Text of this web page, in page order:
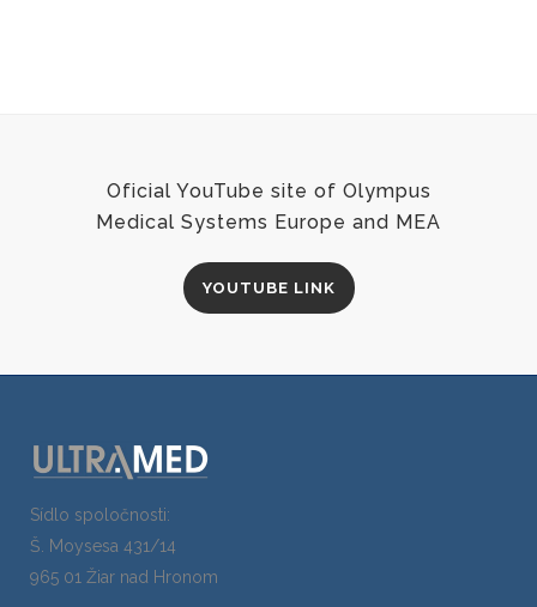
Oficial YouTube site of Olympus
Medical Systems Europe and MEA
YOUTUBE LINK
Sídlo spoločnosti:
Š. Moysesa 431/14
965 01 Žiar nad Hronom